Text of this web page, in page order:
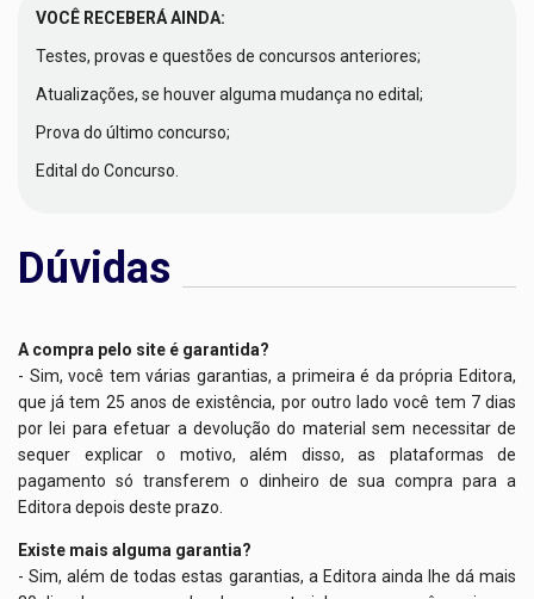
VOCÊ RECEBERÁ AINDA:
Testes, provas e questões de concursos anteriores;
Atualizações, se houver alguma mudança no edital;
Prova do último concurso;
Edital do Concurso.
Dúvidas
A compra pelo site é garantida?
- Sim, você tem várias garantias, a primeira é da própria Editora,
que já tem 25 anos de existência, por outro lado você tem 7 dias
por lei para efetuar a devolução do material sem necessitar de
sequer explicar o motivo, além disso, as plataformas de
pagamento só transferem o dinheiro de sua compra para a
Editora depois deste prazo.
Existe mais alguma garantia?
- Sim, além de todas estas garantias, a Editora ainda lhe dá mais